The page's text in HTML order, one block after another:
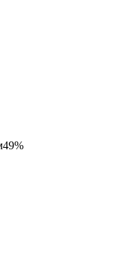
49%